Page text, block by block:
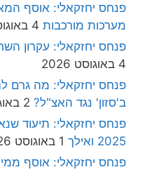
פנחס יחזקאלי: אוסף
מערכות מורכבות 4 באוגוסט 2026
פנחס יחזקאלי: עקרון
4 באוגוסט 2026
פנחס יחזקאלי: מה גרם
ב'סזון' נגד האצ"ל? 2 באוגוסט 2026
פנחס יחזקאלי: תיעוד
2025 ואילך
1 באוגוסט 2026
פנחס יחזקאלי: אוסף